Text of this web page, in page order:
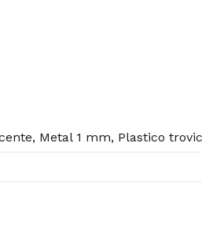
Metal 1 mm, Plastico